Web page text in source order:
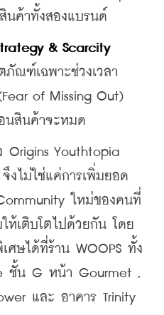
นค้าทั้งสองแบรนด์
& Scarcity
ณฑ์เฉพาะช่วงเวลา
of Missing Out)
นสินค้าจะหมด
Youthtopia
งไม่ใช่แค่การเพิ่มยอด
ใหม่ของคนที่
ห้เติบโตไปด้วยกัน โดย
ศษได้ที่ร้าน WOOPS ทั้ง
ชั้น G หน้า Gourmet ,
และ อาคาร Trinity